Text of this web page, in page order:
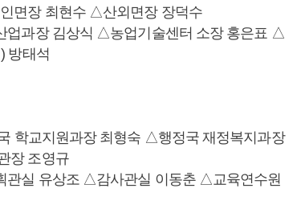
면장 최현수 △산외면장 장덕수
과장 김상식 △농업기술센터 소장 홍은표 △
방태석
학교지원과장 최형숙 △행정국 재정복지과장
장 조영규
실 유상조 △감사관실 이동춘 △교육연수원